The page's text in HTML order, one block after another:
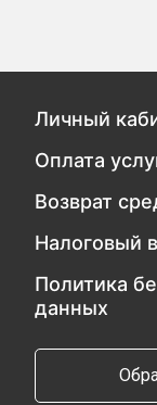
Личный
Оплата
Возврат
Налоговый
Политика
данных